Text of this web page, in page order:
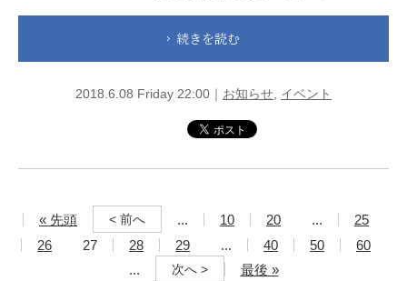
続きを読む
2018.6.08 Friday 22:00｜ お知らせ イベント
« 先頭 < 前へ ... 10 20 ...
25
26
27 28 29 ... 40 50
60
...
次へ > 最後 »